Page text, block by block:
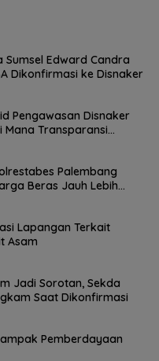
Sumsel Edward Candra
Dikonfirmasi ke Disnaker
Pengawasan Disnaker
Mana Transparansi
Palembang
Beras Jauh Lebih
Lapangan Terkait
Asam
Jadi Sorotan, Sekda
Saat Dikonfirmasi
Pemberdayaan